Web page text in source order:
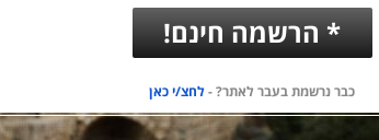
* הרשמה חינם!
כבר נרשמת בעבר לאתר? -לחצ/י כאן